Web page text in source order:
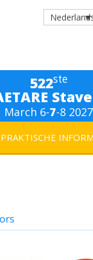
522ste
March 6-7-8 2027
PRAKTISCHE